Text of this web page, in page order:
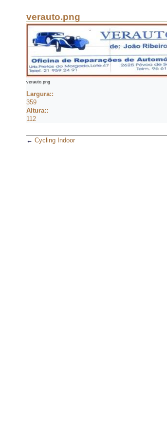
verauto.png
verauto.png
Largura::
359
Altura::
112
←Cycling Indoor